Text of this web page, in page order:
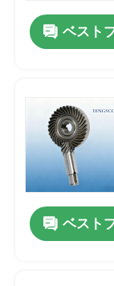
家へ
ベスト
ベスト